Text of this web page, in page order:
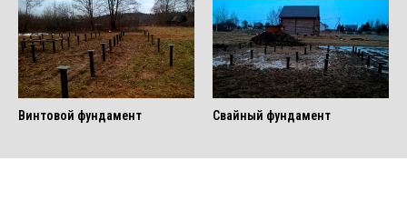
Винтовой фундамент Свайный фундамент